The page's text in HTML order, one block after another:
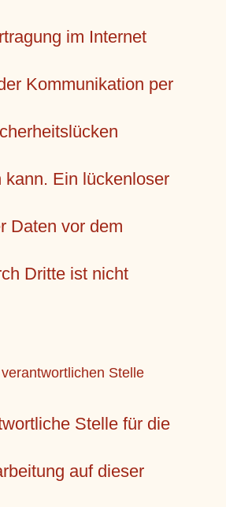
im Internet
Kommunikation per
kann. Ein lückenloser
Daten vor dem
Dritte ist nicht
Stelle
Stelle für die
auf dieser